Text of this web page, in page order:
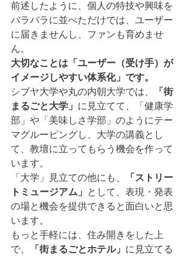
前述したように、個人の特技や興味を
バラバラに並べただけでは、ユーザー
に届きませんし、ファンも育めませ
ん。
大切なことは「ユーザー（受け手）が
イメージしやすい体系化」です。
シブヤ大学や丸の内朝大学では、
「街
まるごと大学」 に見立てて、「健康学
部」や「美味しさ学部」のようにテー
マグルーピングし、大学の講義とし
て、教壇に立ってもらう機会を作って
います。
「大学」見立ての他にも、
「ストリー
トミュージアム」
として、表現・発表
の場と機会を提供できると面白いと思
います。
もっと手軽には、住み開きをした上
で、
「街まるごとホテル」 に見立てる